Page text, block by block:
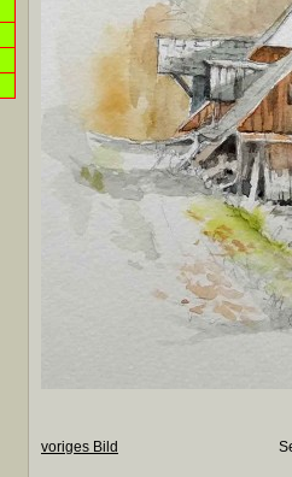
voriges Bild